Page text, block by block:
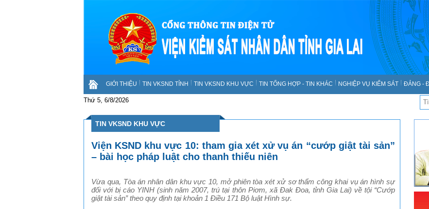
GIỚI THIỆU TIN VKSND TỈNH TIN VKSND KHU VỰC TIN TỔNG HỢP - TIN KHÁC NGHIỆP VỤ KIỂM SÁT ĐẢNG -
Thứ 5, 6/8/2026
TIN VKSND KHU VỰC
Viện KSND khu vực 10: tham gia xét xử vụ án “cướp giật tài sản”
– bài học pháp luật cho thanh thiếu niên
Vừa qua, Tòa án nhân dân khu vực 10, mở phiên tòa xét xử sơ thẩm công khai vụ án hình sự
đối với bị cáo YINH (sinh năm 2007, trú tại thôn Piơm, xã Đak Đoa, tỉnh Gia Lai) về tội “Cướp
giật tài sản” theo quy định tại khoản 1 Điều 171 Bộ luật Hình sự.